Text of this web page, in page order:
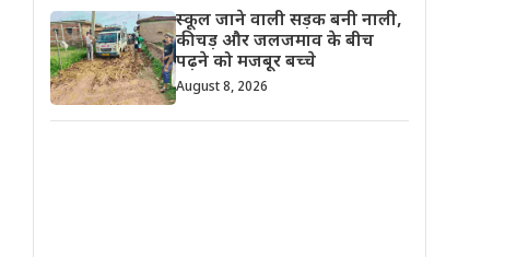
स्कूल जाने वाली सड़क बनी नाली,
कीचड़ और जलजमाव के बीच
पढ़ने को मजबूर बच्चे
August 8, 2026